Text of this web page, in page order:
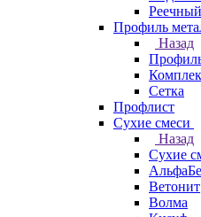
Реечный
Профиль
Назад
Сетка
Профлист
Сухие смеси
Назад
Сухие
Ветонит
Волма